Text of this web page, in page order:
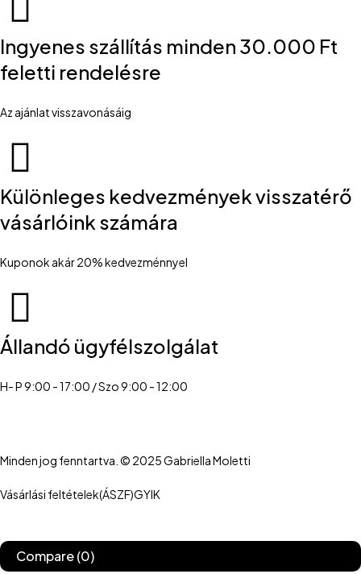
Ingyenes szállítás minden 30.000 Ft
feletti rendelésre
Az ajánlat visszavonásáig
Különleges kedvezmények visszatérő
vásárlóink számára
Kuponok akár 20% kedvezménnyel
Állandó ügyfélszolgálat
H- P 9:00 - 17:00 / Szo 9:00 - 12:00
Minden jog fenntartva. © 2025 Gabriella Moletti
Vásárlási feltételek(ÁSZF)GYIK
Compare(0)